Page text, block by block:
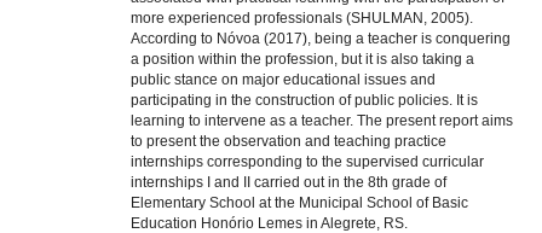
more experienced professionals (SHULMAN, 2005).
According to Nóvoa (2017), being a teacher is conquering
a position within the profession, but it is also taking a
public stance on major educational issues and
participating in the construction of public policies. It is
learning to intervene as a teacher. The present report aims
to present the observation and teaching practice
internships corresponding to the supervised curricular
internships I and II carried out in the 8th grade of
Elementary School at the Municipal School of Basic
Education Honório Lemes in Alegrete, RS.